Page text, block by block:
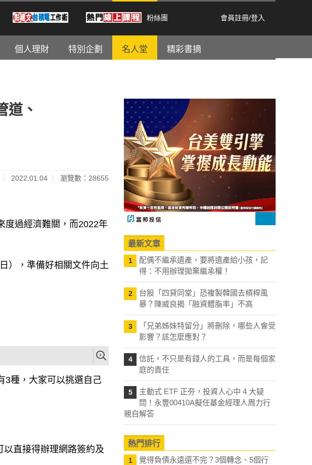
粉絲團 會員註冊/登入
個人理財 特別企劃 名人堂 精彩書摘
道、
2022.01.04 瀏覽數：28655
3種，大家可以挑選自己
直接得辦理網路簽約及
最新文章
1
配偶不繼承遺產，要將遺產給小孩，記
得：不用辦理拋棄繼承權！
2
台股「四貸同堂」恐複製韓國去槓桿風
暴？陳威良揭「融資體脂率」不高
3
「兄弟姊妹特留分」將刪除，哪些人會受
影響？該怎麼應對？
4
信託，不只是有錢人的工具，而是每個家
庭的責任
5
主動式 ETF 正夯，投資人心中 4 大疑
問！永豐00410A擬任基金經理人周力行
親自解答
熱門排行
1
覺得負債永遠還不完？3個轉念、5個行